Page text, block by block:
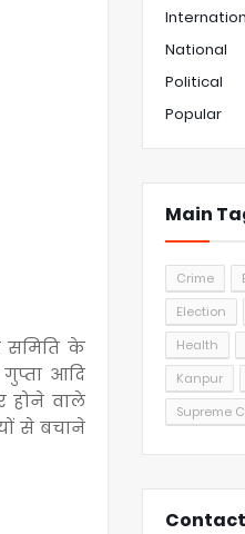
समिति के
गुप्ता आदि
होने वाले
से बचाने
National
Political
Popular
Main
Crime
Election
Health
Kanpur
Supreme